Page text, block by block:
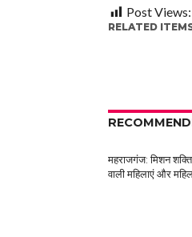
Post Views:
RELATED
महराजगंज: मिशन
वाली महिलाएं और